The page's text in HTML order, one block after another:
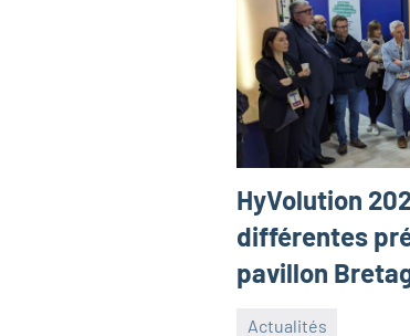
HyVolution
différentes
pavillon
Actualités